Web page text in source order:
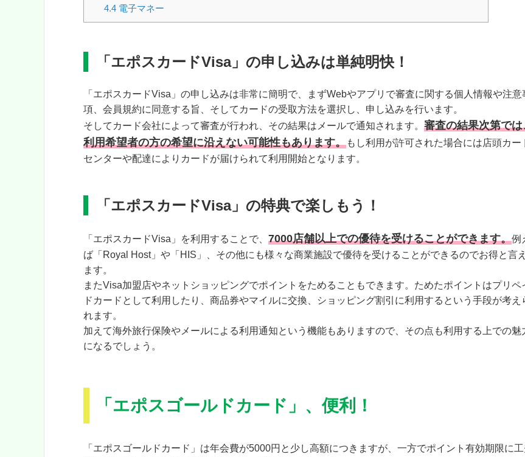
4.4電子マネー
「エポスカードVisa」の申し込みは単純明快！
「エポスカードVisa」の申し込みは非常に簡明で、まずWebやアプリで審査に関する個人情報や注意
項、会員規約に同意する旨、そしてカードの受取方法を選択し、申し込みを行います。
そしてカード会社によって審査が行われ、その結果はメールで通知されます。 審査の結果次第では
利用希望者の方の希望に沿えない可能性もあります。もし利用が許可された場合には店頭カー
センターや配達によりカードが届けられて利用開始となります。
「エポスカードVisa」の特典で楽しもう！
「エポスカードVisa」を利用することで、 7000店舗以上での優待を受けることができます。例
ば「Royal Host」や「HIS」、その他にも様々な商業施設で優待を受けることができるのでお得と言え
ます。
またVisa加盟店やネットショッピングでポイントをためることもできます。ためたポイントはプリペ
ドカードとして利用したり、商品券やマイルに交換、ショッピング割引に利用するという手段が考え
れます。
加えて海外旅行保険やメールによる利用通知という機能もありますので、その点も利用する上での魅
になるでしょう。
「エポスゴールドカード」、便利！
「エポスゴールドカード」は年会費が5000円と少し高額につきますが、一方でポイント有効期限に工